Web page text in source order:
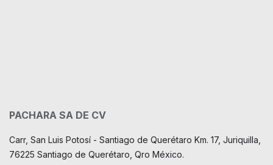
PACHARA SA DE CV
Carr, San Luis Potosí - Santiago de Querétaro Km. 17, Juriquilla,
76225 Santiago de Querétaro, Qro México.